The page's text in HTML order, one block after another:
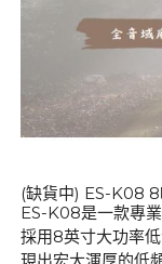
(缺貨中) ES-K08
ES-K08是一款專
採用8英寸大功率